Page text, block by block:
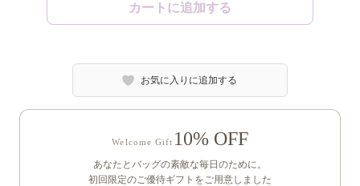
カートに追加する
お気に入りに追加する
Welcome Gift 10% OFF
あなたとバッグの素敵な毎日のために。
初回限定のご優待ギフトをご用意しました